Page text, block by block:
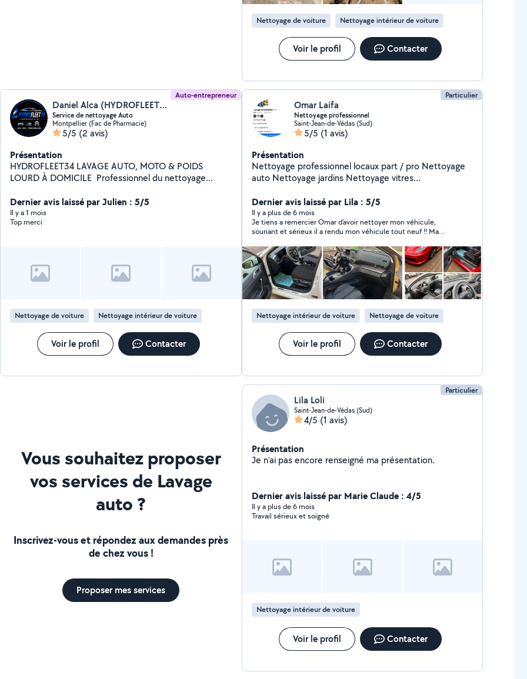
Nettoyage de voiture Nettoyage intérieur de voiture
Voir le profil Contacter
Auto-entrepreneur
Daniel Alca (HYDROFLEET34)
Service de nettoyage Auto
Montpellier (Fac de Pharmacie)
5/5 (2 avis)
Présentation
HYDROFLEET34 LAVAGE AUTO, MOTO & POIDS
LOURD À DOMICILE ️ Professionnel du nettoyage
domicile ou sur votre lieu de travail pour redonner à
votre véhicule un aspect impeccable. Lavage intérieur
Lavage complet Nettoyage sièges et tapis
alentours. Tarifs à partir de : Auto : intérieur 50 /
complet 70 ️ Moto : complet à partir de 25 Poids lourd :
Intervention rapide Résultat impeccable Devis gratuit
N'hésitez pas à nous contacter pour un devis gratuit ou
pour prendre rendez-vous
Dernier avis laissé par Julien : 5/5
Il y a 1 mois
Top merci
Nettoyage de voiture Nettoyage intérieur de voiture
Voir le profil Contacter
Particulier
Omar Laifa
Nettoyage professionnel
Saint-Jean-de-Védas (Sud)
5/5 (1 avis)
Présentation
Nettoyage professionnel locaux part / pro Nettoyage
auto Nettoyage jardins Nettoyage vitres
ponctuel vous ne serez que satisfait !
Dernier avis laissé par Lila : 5/5
Il y a plus de 6 mois
Je tiens a remercier Omar d’avoir nettoyer mon véhicule,
souriant et sérieux il a rendu mon véhicule tout neuf !! Ma
services. Travail de qualité à prix très abordable
Nettoyage intérieur de voiture Nettoyage de voiture
Voir le profil Contacter
Vous souhaitez proposer
vos services de Lavage
auto ?
Inscrivez-vous et répondez aux demandes près
de chez vous !
Proposer mes services
Particulier
Lila Loli
Saint-Jean-de-Védas (Sud)
4/5 (1 avis)
Présentation
Je n'ai pas encore renseigné ma présentation.
Dernier avis laissé par Marie Claude : 4/5
Il y a plus de 6 mois
Travail sérieux et soigné
Nettoyage intérieur de voiture
Voir le profil Contacter